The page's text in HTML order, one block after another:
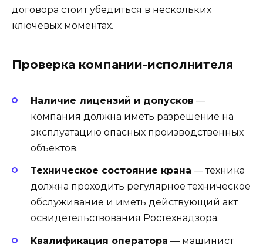
договора стоит убедиться в нескольких
ключевых моментах.
Проверка компании-исполнителя
Наличие лицензий и допусков —
компания должна иметь разрешение на
эксплуатацию опасных производственных
объектов.
Техническое состояние крана — техника
должна проходить регулярное техническое
обслуживание и иметь действующий акт
освидетельствования Ростехнадзора.
Квалификация оператора — машинист